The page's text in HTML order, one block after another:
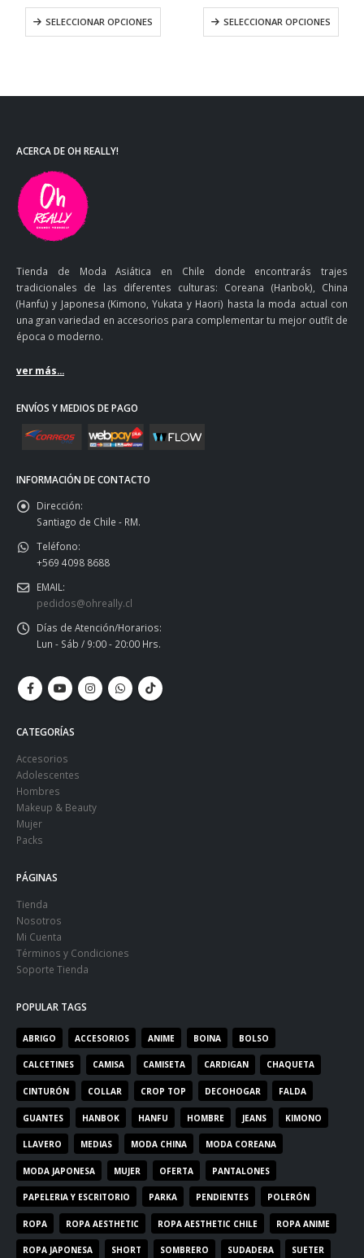
SELECCIONAR OPCIONES SELECCIONAR OPCIONES
ACERCA DE OH REALLY!
Tienda de Moda Asiática en Chile donde encontrarás trajes
tradicionales de las diferentes culturas: Coreana (Hanbok), China
(Hanfu) y Japonesa (Kimono, Yukata y Haori) hasta la moda actual con
una gran variedad en accesorios para complementar tu mejor outfit de
época o moderno.
ver más...
ENVÍOS Y MEDIOS DE PAGO
INFORMACIÓN DE CONTACTO
Dirección:
Santiago de Chile - RM.
Teléfono:
+569 4098 8688
EMAIL:
pedidos@ohreally.cl
Días de Atención/Horarios:
Lun - Sáb / 9:00 - 20:00 Hrs.
CATEGORÍAS
Accesorios
Adolescentes
Hombres
Makeup & Beauty
Mujer
Packs
PÁGINAS
Tienda
Nosotros
Mi Cuenta
Términos y Condiciones
Soporte Tienda
POPULAR TAGS
ABRIGO ACCESORIOS ANIME BOINA BOLSO
CALCETINES CAMISA CAMISETA CARDIGAN CHAQUETA
CINTURÓN COLLAR CROP TOP DECOHOGAR FALDA
GUANTES HANBOK HANFU HOMBRE JEANS KIMONO
LLAVERO MEDIAS MODA CHINA MODA COREANA
MODA JAPONESA MUJER OFERTA PANTALONES
PAPELERIA Y ESCRITORIO PARKA PENDIENTES POLERÓN
ROPA ROPA AESTHETIC ROPA AESTHETIC CHILE ROPA ANIME
ROPA JAPONESA SHORT SOMBRERO SUDADERA SUETER